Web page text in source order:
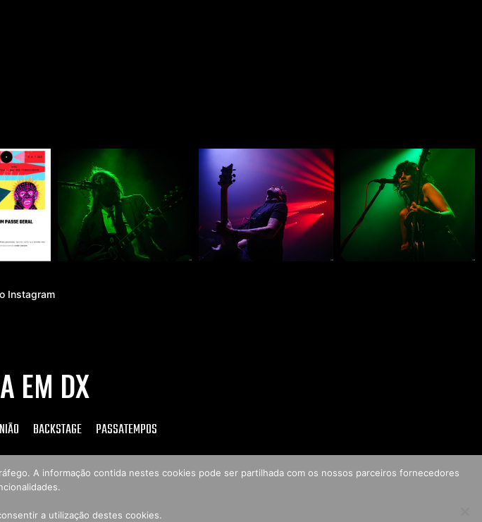
Instagram
EM DX
BACKSTAGE PASSATEMPOS
Música em DX
A informação contida nestes cookies pode ser partilhada com os nossos parceiros fornecedores
a utilização destes cookies.